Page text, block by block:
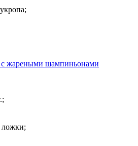
с жареными шампиньонами
ложки;